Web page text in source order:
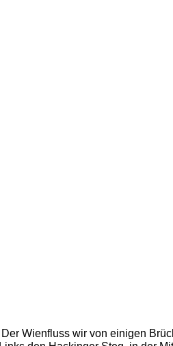
Der Wienfluss wir von einigen